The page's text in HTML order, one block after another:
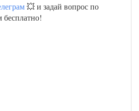
💥 и задай вопрос по
бесплатно!